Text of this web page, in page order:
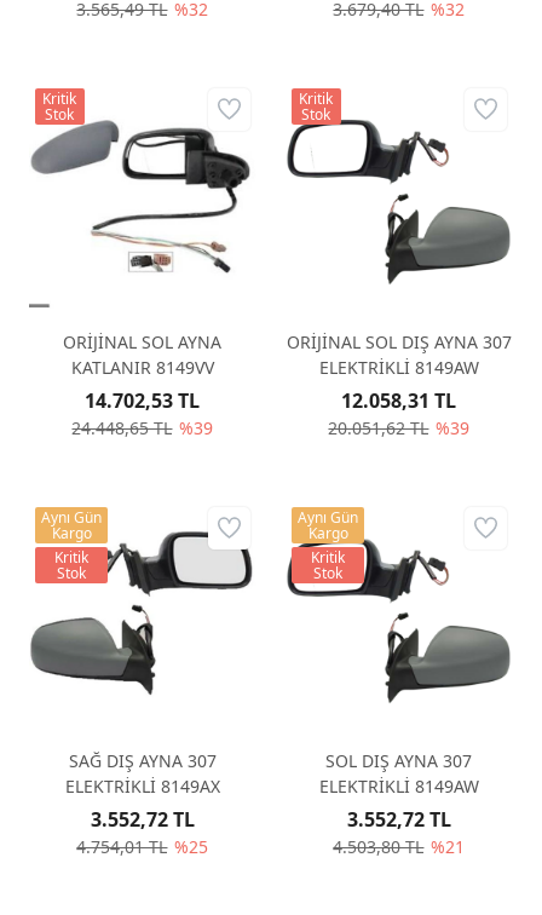
3.565,49 TL %32 3.679,40 TL %32
ORİJİNAL SOL AYNA
KATLANIR 8149VV
24.448,65 TL %39
14.702,53 TL
Kritik
Stok
ORİJİNAL SOL DIŞ AYNA 307
ELEKTRİKLİ 8149AW
20.051,62 TL %39
12.058,31 TL
Kritik
Stok
SAĞ DIŞ AYNA 307
ELEKTRİKLİ 8149AX
4.754,01 TL %25
3.552,72 TL
Aynı Gün
Kargo
Kritik
Stok
SOL DIŞ AYNA 307
ELEKTRİKLİ 8149AW
4.503,80 TL %21
3.552,72 TL
Aynı Gün
Kargo
Kritik
Stok